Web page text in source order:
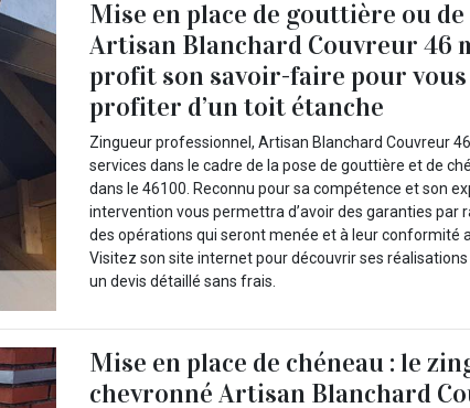
Mise en place de gouttière ou de
Artisan Blanchard Couvreur 46
profit son savoir-faire pour
profiter d’un toit étanche
Zingueur professionnel, Artisan Blanchard Couvreur
services dans le cadre de la pose de gouttière et de
dans le 46100. Reconnu pour sa compétence et son
intervention vous permettra d’avoir des garanties par
des opérations qui seront menée et à leur conformité
Visitez son site internet pour découvrir ses
un devis détaillé sans frais.
Mise en place de chéneau : le
chevronné Artisan Blanchard